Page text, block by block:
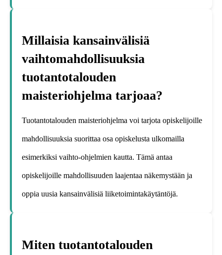
Millaisia kansainvälisiä
vaihtomahdollisuuksia
tuotantotalouden
maisteriohjelma tarjoaa?
Tuotantotalouden maisteriohjelma voi tarjota opiskelijoille
mahdollisuuksia suorittaa osa opiskelusta ulkomailla
esimerkiksi vaihto-ohjelmien kautta. Tämä antaa
opiskelijoille mahdollisuuden laajentaa näkemystään ja
oppia uusia kansainvälisiä liiketoimintakäytäntöjä.
Miten tuotantotalouden